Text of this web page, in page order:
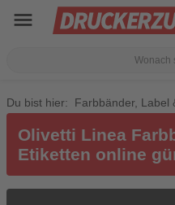
menu
Du bist hier: Farbbänder, Label
Olivetti Linea
Etiketten online